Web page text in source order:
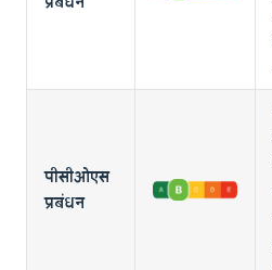
पीसीओएस
प्रबंधन